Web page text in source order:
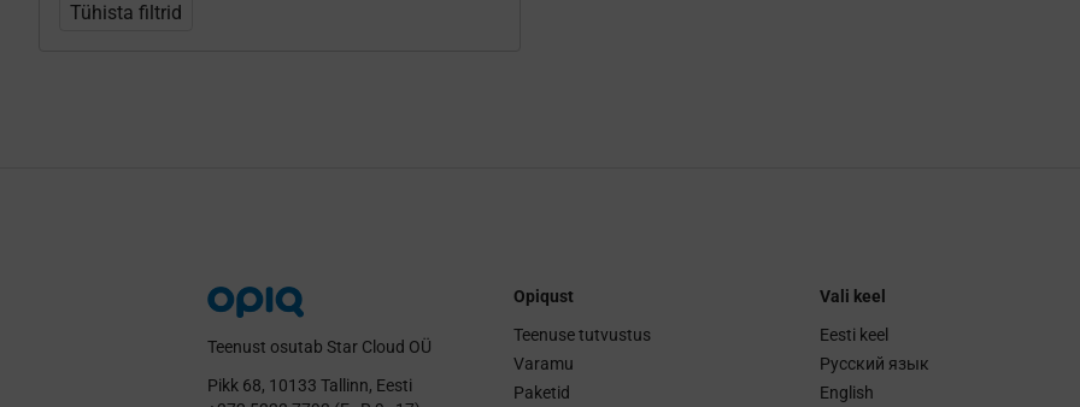
Tühista filtrid
Teenust osutab Star Cloud OÜ
Pikk 68, 10133 Tallinn, Eesti
Opiqust
Teenuse tutvustus
Varamu
Paketid
Vali keel
Eesti keel
Русский язык
English